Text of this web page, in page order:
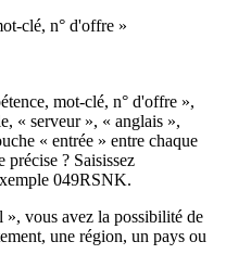
clé, n° d'offre »
mot-clé, n° d'offre »,
« serveur », « anglais »,
« entrée » entre chaque
? Saisissez
049RSNK.
vous avez la possibilité de
une région, un pays ou